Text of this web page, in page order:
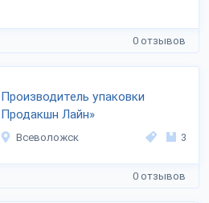
0 отзывов
Производитель упаковки
Продакшн Лайн»
Всеволожск 3
0 отзывов